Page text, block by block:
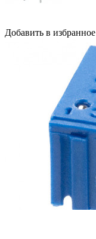
Добавить в избранное